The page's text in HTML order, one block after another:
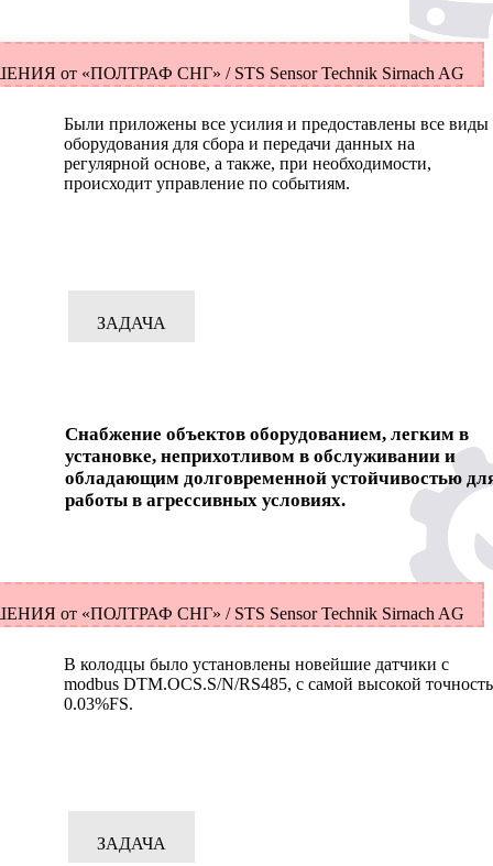
от «ПОЛТРАФ СНГ» / STS Sensor Technik Sirnach AG
Были приложены все усилия и предоставлены все виды
оборудования для сбора и передачи данных на
регулярной основе, а также, при необходимости,
происходит управление по событиям.
ЗАДАЧА
Снабжение объектов оборудованием, легким в
установке, неприхотливом в обслуживании и
обладающим долговременной устойчивостью
работы в агрессивных условиях.
от «ПОЛТРАФ СНГ» / STS Sensor Technik Sirnach AG
В колодцы было установлены новейшие датчики с
modbus DTM.OCS.S/N/RS485, с самой высокой точность
0.03%FS.
ЗАДАЧА